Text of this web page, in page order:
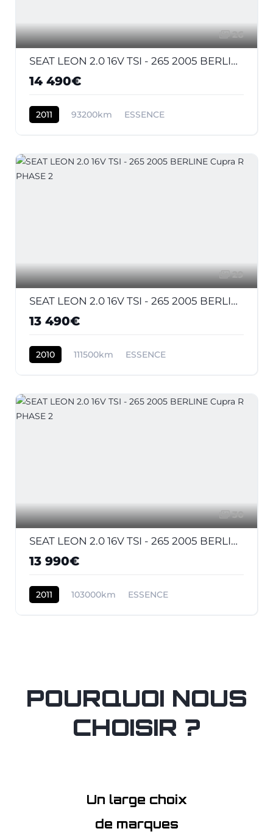
26
SEAT LEON 2.0 16V TSI - 265 2005 BERLINE Cupra R PHASE 2
14 490€
2011 93200km ESSENCE
29
SEAT LEON 2.0 16V TSI - 265 2005 BERLINE Cupra R PHASE 2
13 490€
2010 111500km ESSENCE
30
SEAT LEON 2.0 16V TSI - 265 2005 BERLINE Cupra R PHASE 2
13 990€
2011 103000km ESSENCE
POURQUOI NOUS
CHOISIR ?
Un large choix
de marques